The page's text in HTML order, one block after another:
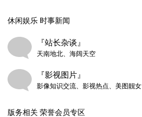
休闲娱乐 时事新闻
『站长杂谈』
天南地北、海阔天空
『影视图片』
影像知识交流、影视热点、美图靓女
版务相关 荣誉会员专区